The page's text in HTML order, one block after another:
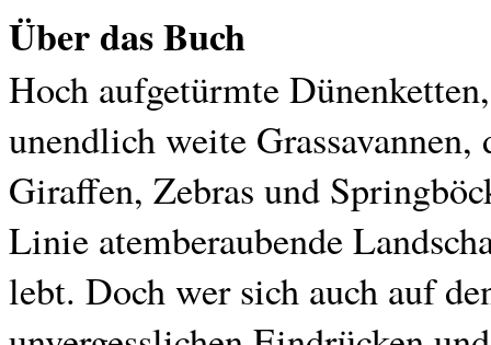
Über das Buch
Hoch aufgetürmte
unendlich weite
Giraffen, Zebras und
Linie atemberaubende
lebt. Doch wer sich auch auf